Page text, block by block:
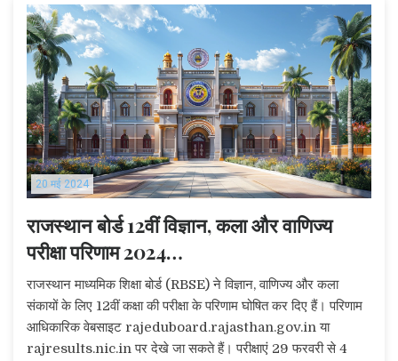
20 मई 2024
राजस्थान बोर्ड 12वीं विज्ञान, कला और वाणिज्य
परीक्षा परिणाम 2024
rajeduboard.rajasthan.gov.in पर घोषित;
यहां देखें डायरेक्ट लिंक
राजस्थान माध्यमिक शिक्षा बोर्ड (RBSE) ने विज्ञान, वाणिज्य और कला
संकायों के लिए 12वीं कक्षा की परीक्षा के परिणाम घोषित कर दिए हैं। परिणाम
आधिकारिक वेबसाइट rajeduboard.rajasthan.gov.in या
rajresults.nic.in पर देखे जा सकते हैं। परीक्षाएं 29 फरवरी से 4